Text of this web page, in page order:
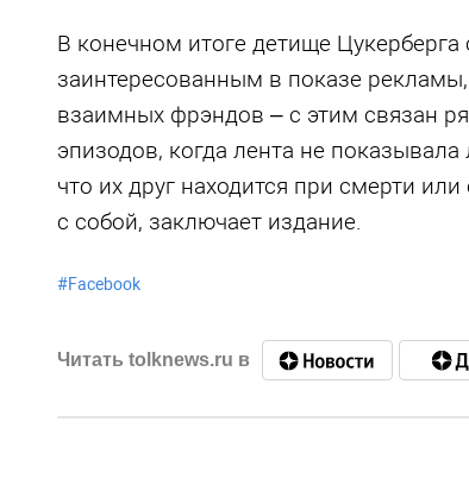
В конечном итоге детище Цукерберга
заинтересованным в показе
взаимных фрэндов – с этим связан
эпизодов, когда лента не
что их друг находится при смерти
с собой, заключает издание.
#Facebook
Читать tolknews.ru в